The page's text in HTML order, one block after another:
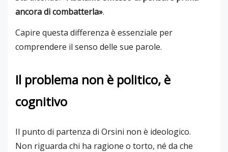
ancora di combatterla».
Capire questa differenza è essenziale per
comprendere il senso delle sue parole.
Il problema non è politico, è
cognitivo
Il punto di partenza di Orsini non è ideologico.
Non riguarda chi ha ragione o torto, né da che